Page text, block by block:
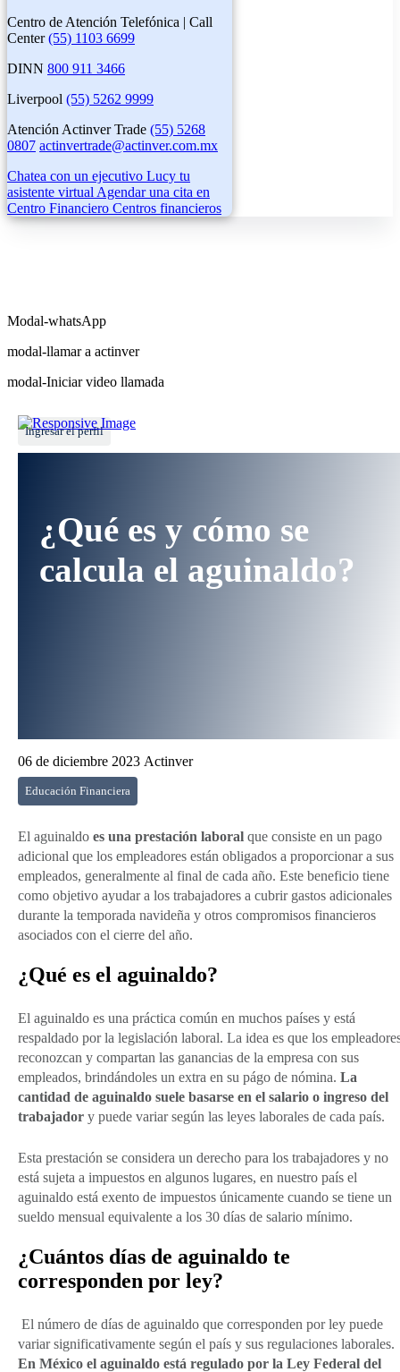
Centro de Atención Telefónica | Call
Center(55) 1103 6699
DINN 800 911 3466
Liverpool (55) 5262 9999
Atención Actinver Trade (55) 5268
0807 actinvertrade@actinver.com.mx
Chatea con un ejecutivo Lucy tu
asistente virtual Agendar una cita en
Centro Financiero Centros financieros
Modal-whatsApp
modal-llamar a actinver
modal-Iniciar video llamada
Ingresar el perfil
¿Qué es y cómo se
calcula el aguinaldo?
06 de diciembre 2023 Actinver
Educación Financiera
El aguinaldo es una prestación laboral que consiste en un pago
adicional que los empleadores están obligados a proporcionar a sus
empleados, generalmente al final de cada año. Este beneficio tiene
como objetivo ayudar a los trabajadores a cubrir gastos adicionales
durante la temporada navideña y otros compromisos financieros
asociados con el cierre del año.
¿Qué es el aguinaldo?
El aguinaldo es una práctica común en muchos países y está
respaldado por la legislación laboral. La idea es que los
reconozcan y compartan las ganancias de la empresa con sus
empleados, brindándoles un extra en su págo de nómina. La
cantidad de aguinaldo suele basarse en el salario o ingreso del
trabajador y puede variar según las leyes laborales de cada país.
Esta prestación se considera un derecho para los trabajadores y no
está sujeta a impuestos en algunos lugares, en nuestro país el
aguinaldo está exento de impuestos únicamente cuando se tiene un
sueldo mensual equivalente a los 30 días de salario mínimo.
¿Cuántos días de aguinaldo te
corresponden por ley?
El número de días de aguinaldo que corresponden por ley puede
variar significativamente según el país y sus regulaciones laborales.
En México el aguinaldo está regulado por la Ley Federal del